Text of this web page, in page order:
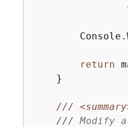
return
    }
///
/// Modify a